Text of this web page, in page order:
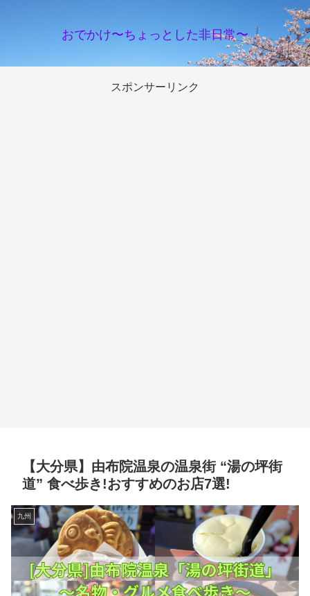
おでかけ〜ちょっとした非日常〜
スポンサーリンク
【大分県】由布院温泉の温泉街 “湯の坪街
道” 食べ歩き!おすすめのお店7選!
九州